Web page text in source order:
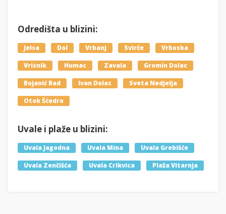
Odredišta u blizini:
Jelsa Dol Vrbanj Svirče Vrboska
Vrisnik Humac Zavala Gromin Dolac
Bojanić Bad Ivan Dolac Sveta Nedjelja
Otok Šćedro
Uvale i plaže u blizini:
Uvala Jagodna Uvala Mina Uvala Grebišće
Uvala Zenčišća Uvala Crikvica Plaža Vitarnja